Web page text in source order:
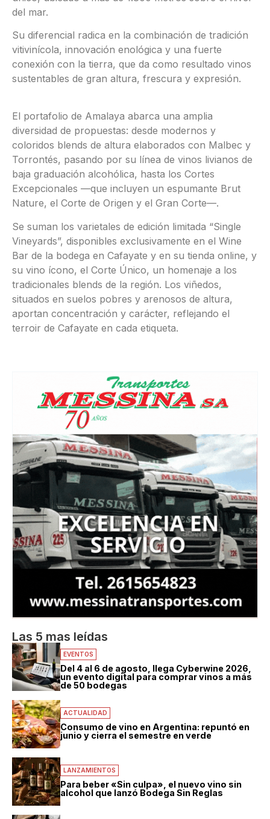
del mar.
Su diferencial radica en la combinación de tradición
vitivinícola, innovación enológica y una fuerte
conexión con la tierra, que da como resultado vinos
sustentables de gran altura, frescura y expresión.
El portafolio de Amalaya abarca una amplia
diversidad de propuestas: desde modernos y
coloridos blends de altura elaborados con Malbec y
Torrontés, pasando por su línea de vinos livianos de
baja graduación alcohólica, hasta los Cortes
Excepcionales —que incluyen un espumante Brut
Nature, el Corte de Origen y el Gran Corte—.
Se suman los varietales de edición limitada “Single
Vineyards”, disponibles exclusivamente en el Wine
Bar de la bodega en Cafayate y en su tienda online, y
su vino ícono, el Corte Único, un homenaje a los
tradicionales blends de la región. Los viñedos,
situados en suelos pobres y arenosos de altura,
aportan concentración y carácter, reflejando el
terroir de Cafayate en cada etiqueta.
Las 5 mas leídas
EVENTOS
Del 4 al 6 de agosto, llega Cyberwine 2026,
un evento digital para comprar vinos a más
de 50 bodegas
ACTUALIDAD
Consumo de vino en Argentina: repuntó en
junio y cierra el semestre en verde
LANZAMIENTOS
Para beber «Sin culpa», el nuevo vino sin
alcohol que lanzó Bodega Sin Reglas